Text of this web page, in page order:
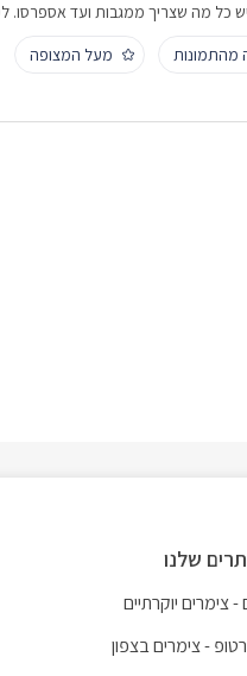
כל מה שצריך ממגבות ועד אספרסו.
מהתמונות
מעל המצופה
שלנו
צימרים יוקרתיים
- צימרים בצפון